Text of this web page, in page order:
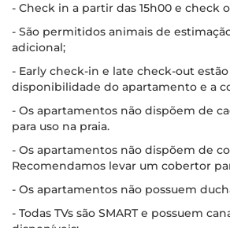
- Check in a partir das 15h00 e check
- São permitidos animais de
adicional;
- Early check-in e late check-out
disponibilidade do apartamento e a
- Os apartamentos não dispõem de
para uso na praia.
- Os apartamentos não dispõem de
Recomendamos levar um cobertor
- Os apartamentos não possuem
- Todas TVs são SMART e possuem